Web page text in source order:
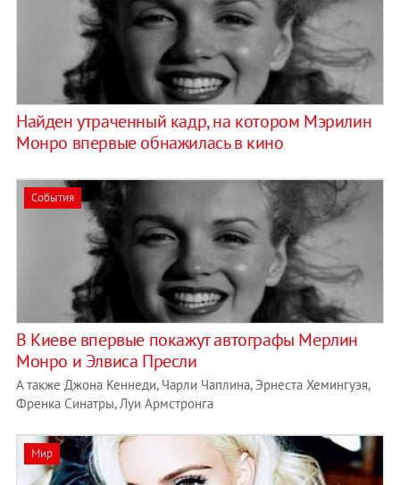
Найден утраченный кадр, на котором Мэрилин
Монро впервые обнажилась в кино
События
​В Киеве впервые покажут автографы Мерлин
Монро и Элвиса Пресли
А также Джона Кеннеди, Чарли Чаплина, Эрнеста Хемингуэя,
Френка Синатры, Луи Армстронга
Мир